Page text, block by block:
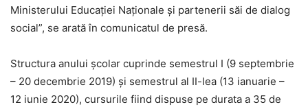
Ministerului Educației Naționale și partenerii săi de dialog
social”, se arată în comunicatul de presă.
Structura anului școlar cuprinde semestrul I (9 septembrie
– 20 decembrie 2019) şi semestrul al II-lea (13 ianuarie –
12 iunie 2020), cursurile fiind dispuse pe durata a 35 de